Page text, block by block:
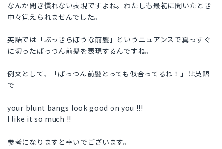
なんか聞き慣れない表現ですよね。わたしも最初に聞いたとき
中々覚えられませんでした。
英語では「ぶっきらぼうな前髪」というニュアンスで真っすぐ
に切ったぱっつん前髪を表現するんですね。
例文として、「ぱっつん前髪とっても似合ってるね！」は英語
で
your blunt bangs look good on you !!!
I like it so much !!
参考になりますと幸いでございます。